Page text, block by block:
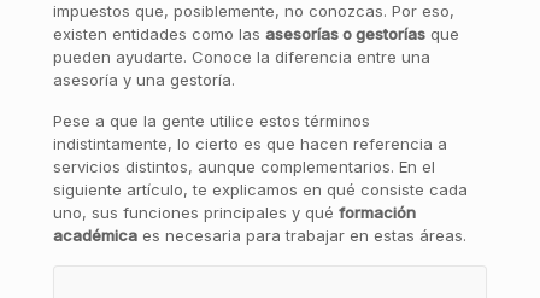
impuestos que, posiblemente, no conozcas. Por eso,
existen entidades como las asesorías o gestoríasque
pueden ayudarte. Conoce la diferencia entre una
asesoría y una gestoría.
Pese a que la gente utilice estos términos
indistintamente, lo cierto es que hacen referencia a
servicios distintos, aunque complementarios. En el
siguiente artículo, te explicamos en qué consiste cada
uno, sus funciones principales y qué formación
académicaes necesaria para trabajar en estas áreas.